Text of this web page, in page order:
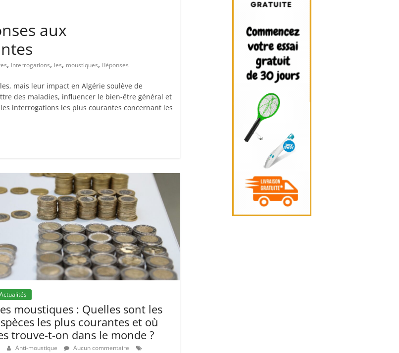
aux
, Interrogations, les, moustiques, Réponses
mais leur impact en Algérie soulève de
des maladies, influencer le bien-être général et
interrogations les plus courantes concernant les
Actualités
moustiques : Quelles sont les
les plus courantes et où
trouve-t-on dans le monde ?
Anti-moustique
Aucun commentaire